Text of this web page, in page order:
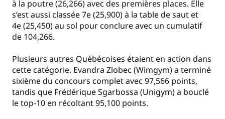
à la poutre (26,266) avec des premières places. Elle
s’est aussi classée 7e (25,900) à la table de saut et
4e (25,450) au sol pour conclure avec un cumulatif
de 104,266.
Plusieurs autres Québécoises étaient en action dans
cette catégorie. Evandra Zlobec (Wimgym) a terminé
sixième du concours complet avec 97,566 points,
tandis que Frédérique Sgarbossa (Unigym) a bouclé
le top-10 en récoltant 95,100 points.